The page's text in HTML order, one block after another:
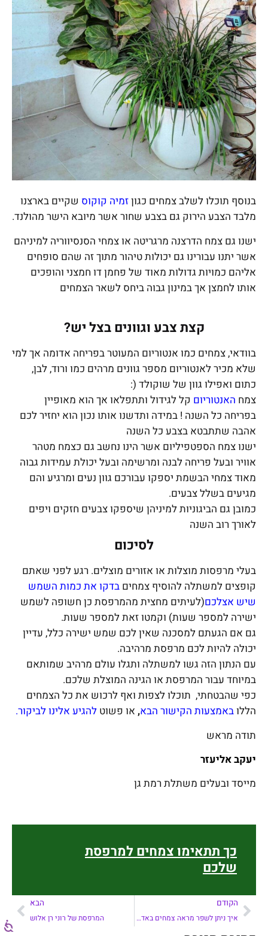
בנוסף תוכלו לשלב צמחים כגוןזמיה קוקוס שקיים בארצנו
מלבד הצבע הירוק גם בצבע שחור אשר מיובא הישר מהולנד.
ישנו גם צמח הדרצנה מרגריטה או צמחי הסנסיווריה למיניהם
אשר יתנו עבורינו גם יכולות טיהור מתוך זה שהם סופחים
אליהם כמויות גדולות מאוד של פחמן דו חמצני והופכים
אותו לחמצן אך במינון גבוה ביחס לשאר הצמחים
קצת צבע וגוונים בצל יש?
בוודאי, צמחים כמו אנטוריום המעוטר בפריחה אדומה אך למי
שלא מכיר לאנטוריום מספר גוונים מרהים כמו ורוד, לבן,
כתום ואפילו גוון של שוקולד (:
צמח האנטוריום קל לגידול ותתפלאו אך הוא מאופיין
בפריחה כל השנה ! במידה ותדשנו אותו נכון הוא יחזיר לכם
אהבה שתתבטא בצבע כל השנה
ישנו צמח הספטפיליום אשר הינו נחשב גם כצמח מטהר
אוויר ובעל פריחה לבנה ומרשימה ובעל יכולת עמידות גבוה
מאוד צמחי הבשמת יספקו עבורכם גוון נעים ומרגיע והם
מגיעים בשלל צבעים.
כמובן גם הביגוניות למיניהן שיספקו צבעים חזקים ויפים
לאורך רוב השנה
לסיכום
בעלי מרפסות מוצלות או אזורים מוצלים. רגע לפני שאתם
קופצים למשתלה להוסיף צמחים בדקו את כמות השמש
שיש אצלכם(לעיתים מחצית מהמרפסת כן חשופה לשמש
ישירה למספר שעות) וקמטו זאת למספר שעות.
גם אם הגעתם למסכנה שאין לכם שמש ישירה כלל, עדיין
יכולה להיות לכם מרפסת מרהיבה.
עם הנתון הזה גשו למשתלה ותגלו עולם מרהיב שמותאם
במיוחד עבור המרפסת או הגינה המוצלת שלכם.
כפי שהבטחתי, תוכלו לצפות ואף לרכוש את כל הצמחים
הללובאמצעות הקישור הבא, או פשוט להגיע אלינו לביקור.
תודה מראש
יעקב אליעזר
מייסד ובעלים משתלת רמת גן
כך תתאימו צמחים למרפסת
שלכם
הקודם
איך ניתן לשפר מראה צמחים באדניות
הבא
המרפסת של רוני רן אלוש